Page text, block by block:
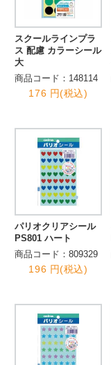
スクールラインプラ
ス 配慮 カラーシール
大
商品コード：148114
176 円(税込)
パリオクリアシール
PS801 ハート
商品コード：809329
196 円(税込)